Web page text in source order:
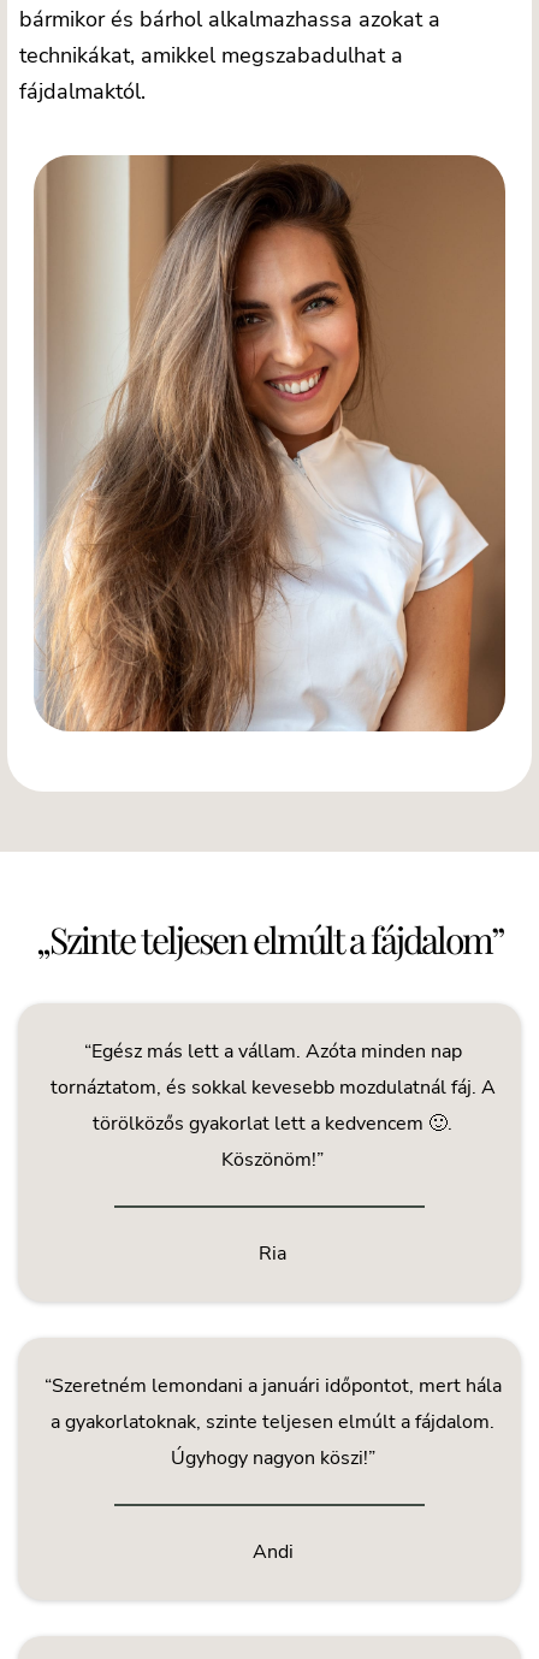
bármikor és bárhol alkalmazhassa azokat a
technikákat, amikkel megszabadulhat a
fájdalmaktól.
„Szinte teljesen elmúlt a fájdalom”
“Egész más lett a vállam. Azóta minden nap
tornáztatom, és sokkal kevesebb mozdulatnál fáj. A
törölközős gyakorlat lett a kedvencem 🙂.
Köszönöm!”
Ria
“Szeretném lemondani a januári időpontot, mert hála
a gyakorlatoknak, szinte teljesen elmúlt a fájdalom.
Úgyhogy nagyon köszi!”
Andi